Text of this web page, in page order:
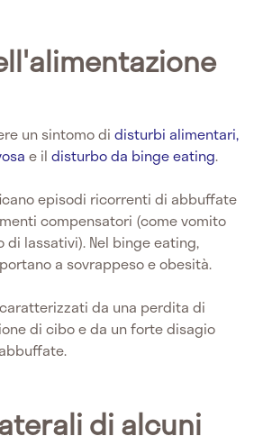
un sintomo di disturbi alimentari,
e il disturbo da binge eating.
episodi ricorrenti di abbuffate
compensatori (come vomito
lassativi). Nel binge eating,
a sovrappeso e obesità.
da una perdita di
di cibo e da un forte disagio
di alcuni